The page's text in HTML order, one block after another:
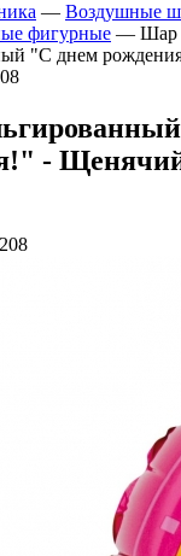
— Воздушные
фигурные — Шар
"С днем
-